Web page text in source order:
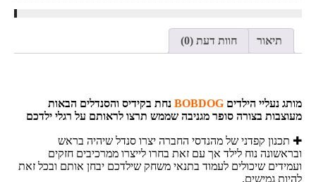
תיאור חוות דעת (0)
מותג נעליי הילדים BOBDOG נחת בקידיס והסנדלים הבאות
מעוצבות בצורה סופר מגניבה שממש תרצו לראותם על רגלי ילדכם
✚ תכנון קפדני של מהנדסי החברה יצרו סנדל שיהיה בראש
ובראשונה נוח לילד אך עם זאת בחרו לייצרו ממרכיבים חזקים
ועמידים שיכולים לעמוד בתנאי משחק שילדכם יבחן אותם ובכל זאת
להיות גמישים.